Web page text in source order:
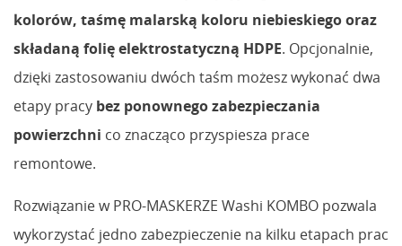
kolorów, taśmę malarską koloru niebieskiego oraz
składaną folię elektrostatyczną HDPE. Opcjonalnie,
dzięki zastosowaniu dwóch taśm możesz wykonać dwa
etapy pracy bez ponownego zabezpieczania
powierzchni co znacząco przyspiesza prace
remontowe.
Rozwiązanie w PRO-MASKERZE Washi KOMBO pozwala
wykorzystać jedno zabezpieczenie na kilku etapach prac